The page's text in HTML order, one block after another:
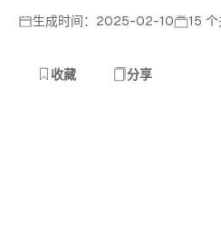
生成时间：2025-02-10 15
收藏 分享